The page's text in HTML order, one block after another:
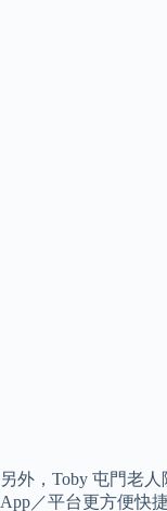
另外，Toby 屯門老
App／平台更方便快